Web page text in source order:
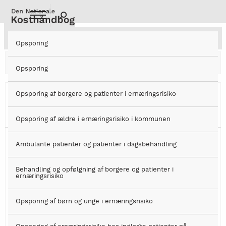
hovedindhold
Opsporing
Opsporing
Opsporing af borgere og patienter i ernæringsrisiko
Opsporing af ældre i ernæringsrisiko i kommunen
Ambulante patienter og patienter i dagsbehandling
Behandling og opfølgning af borgere og patienter i
ernæringsrisiko
Opsporing af børn og unge i ernæringsrisiko
Laktosereduceret Sygehuskost 12 MJ
Tidlig
morgen
25 % af
energi
ymerdrys (25 g)
og nødder/mandler (10 g)
1 glas appelsinjuice (150 ml)
2 skiver franskbrød (80 g)